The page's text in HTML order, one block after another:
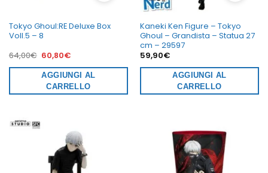
Tokyo Ghoul:RE Deluxe Box
Voll.5 – 8
64,00€ Il
prezzo
originale
era:
64,00€.
60,80€Il
attuale
è:
60,80€.
AGGIUNGI AL
CARRELLO
Kaneki Ken Figure – Tokyo
Ghoul – Grandista – Statua 27
cm – 29597
59,90€
AGGIUNGI AL
CARRELLO